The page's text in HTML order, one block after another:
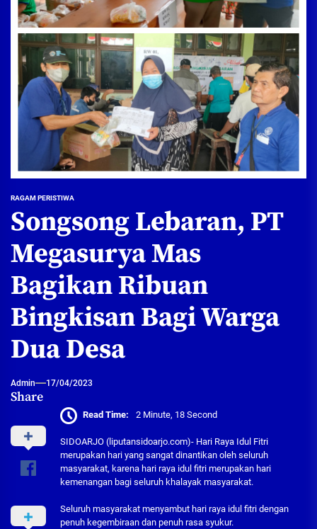
RAGAM PERISTIWA
Songsong Lebaran, PT
Megasurya Mas
Bagikan Ribuan
Bingkisan Bagi Warga
Dua Desa
Admin 17/04/2023
Share
Read Time: 2 Minute, 18 Second
SIDOARJO (liputansidoarjo.com)- Hari Raya Idul Fitri
merupakan hari yang sangat dinantikan oleh seluruh
masyarakat, karena hari raya idul fitri merupakan hari
kemenangan bagi seluruh khalayak masyarakat.
Seluruh masyarakat menyambut hari raya idul fitri dengan
penuh kegembiraan dan penuh rasa syukur.